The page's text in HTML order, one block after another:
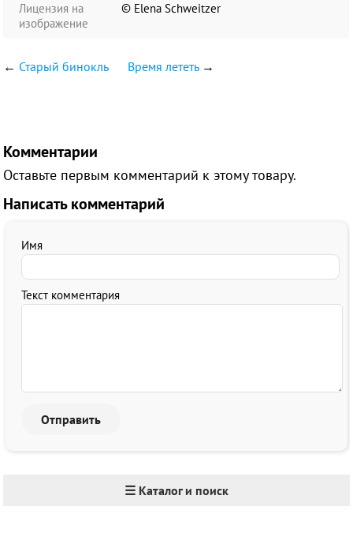
Лицензия на
изображение
© Elena Schweitzer
← Старый бинокль Время лететь→
Комментарии
Оставьте первым комментарий к этому товару.
Написать комментарий
Имя
Текст комментария
☰ Каталог и поиск